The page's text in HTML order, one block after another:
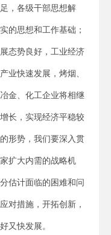
，各级干部思想解
的思想和工作基础；
态势良好，工业经济
业快速发展，烤烟、
金、化工企业将相继
长，实现经济平稳较
形势，我们要深入贯
扩大内需的战略机
估计面临的困难和问
对措施，开拓创新，
又快发展。